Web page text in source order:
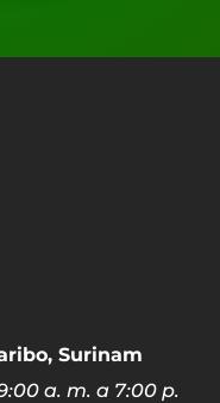
Surinam
a. m. a 7:00 p.